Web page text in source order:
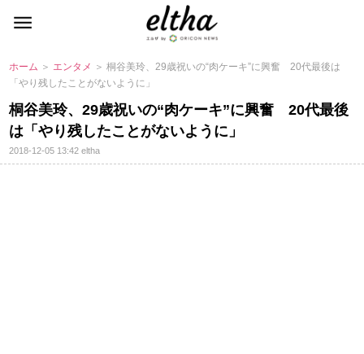
ホーム ＞ エンタメ ＞ 桐谷美玲、29歳祝いの“肉ケーキ”に興奮 20代最後は
「やり残したことがないように」
桐谷美玲、29歳祝いの“肉ケーキ”に興奮 20代最後
は「やり残したことがないように」
2018-12-05 13:42eltha